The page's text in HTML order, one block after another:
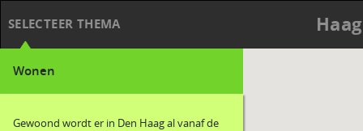
SELECTEER THEMA
Wonen
Gewoond wordt er in Den Haag al vanaf de